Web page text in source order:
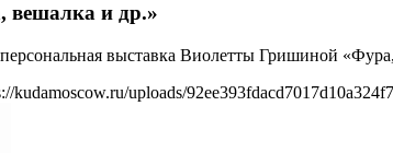
вешалка и др.»
выставка Виолетты Гришиной
kudamoscow.ru/uploads/